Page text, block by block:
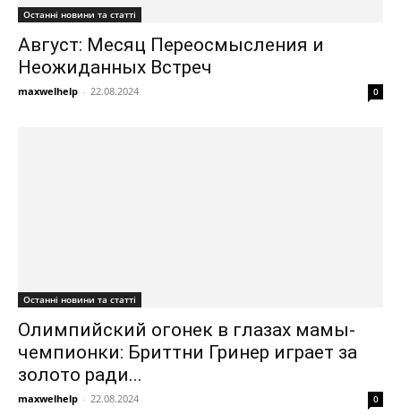
Останні новини та статті
Август: Месяц Переосмысления и
Неожиданных Встреч
maxwelhelp - 22.08.2024 0
Останні новини та статті
Олимпийский огонек в глазах мамы-
чемпионки: Бриттни Гринер играет за
золото ради...
maxwelhelp - 22.08.2024 0